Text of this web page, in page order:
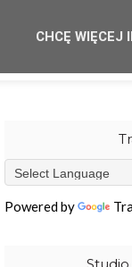
TEAM
Powered by
CHCĘ WIĘCEJ